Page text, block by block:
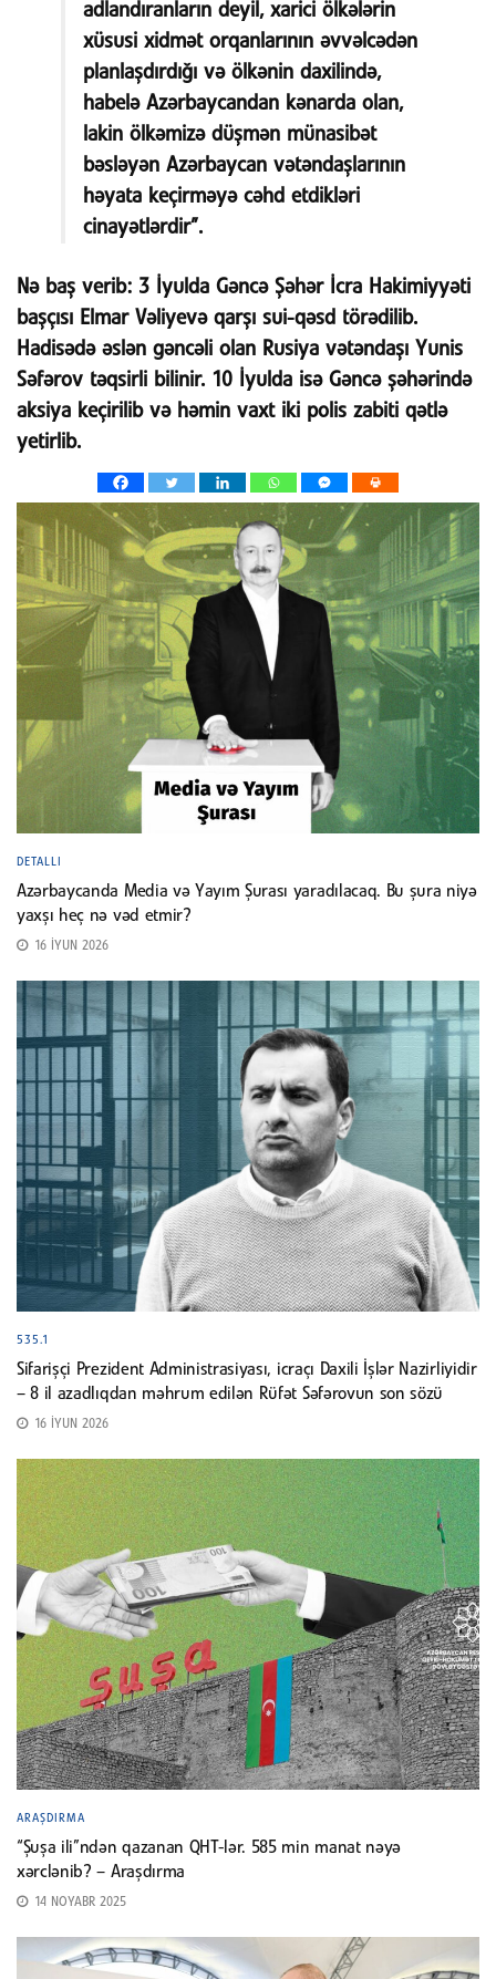
adlandıranların deyil, xarici ölkələrin
xüsusi xidmət orqanlarının əvvəlcədən
planlaşdırdığı və ölkənin daxilində,
habelə Azərbaycandan kənarda olan,
lakin ölkəmizə düşmən münasibət
bəsləyən Azərbaycan vətəndaşlarının
həyata keçirməyə cəhd etdikləri
cinayətlərdir”.
Nə baş verib: 3 İyulda Gəncə Şəhər İcra Hakimiyyəti
başçısı Elmar Vəliyevə qarşı sui-qəsd törədilib.
Hadisədə əslən gəncəli olan Rusiya vətəndaşı Yunis
Səfərov təqsirli bilinir. 10 İyulda isə Gəncə şəhərində
aksiya keçirilib və həmin vaxt iki polis zabiti qətlə
yetirlib.
DETALLI
Azərbaycanda Media və Yayım Şurası yaradılacaq. Bu şura niyə
yaxşı heç nə vəd etmir?
16 İYUN 2026
535.1
Sifarişçi Prezident Administrasiyası, icraçı Daxili İşlər Nazirliyidir
– 8 il azadlıqdan məhrum edilən Rüfət Səfərovun son sözü
16 İYUN 2026
ARAŞDIRMA
“Şuşa ili”ndən qazanan QHT-lər. 585 min manat nəyə
xərclənib? – Araşdırma
14 NOYABR 2025